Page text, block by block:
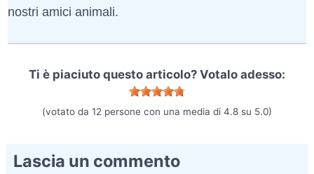
nostri amici animali.
Ti è piaciuto questo articolo? Votalo adesso:
(votato da 12 persone con una media di 4.8 su 5.0)
Lascia un commento